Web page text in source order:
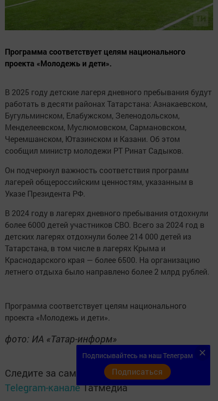
Программа соответствует целям национального
проекта «Молодежь и дети».
В 2025 году детские лагеря дневного пребывания будут
работать в десяти районах Татарстана: Азнакаевском,
Бугульминском, Елабужском, Зеленодольском,
Менделеевском, Муслюмовском, Сармановском,
Черемшанском, Ютазинском и Казани. Об этом
сообщил министр молодежи РТ Ринат Садыков.
Он подчеркнул важность соответствия программ
лагерей общероссийским ценностям, указанным в
Указе Президента РФ.
В 2024 году в лагерях дневного пребывания отдохнули
более 6000 детей участников СВО. Всего за 2024 год в
детских лагерях отдохнули более 214 000 детей из
Татарстана, в том числе в лагерях Крыма и
Краснодарского края — более 6500. На организацию
летнего отдыха было направлено более 2 млрд рублей.
Программа соответствует целям национального
проекта «Молодежь и дети».
фото: ИА «Татар-информ»
Следите за самым важным и интересным в
Telegram-каналеТатмедиа
Подписывайтесь на наш Телеграм
Подписаться